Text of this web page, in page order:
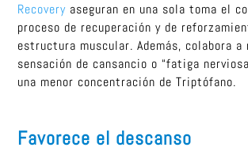
Recovery aseguran en una sola toma el
proceso de recuperación y de
estructura muscular. Además, colabora
sensación de cansancio o “fatiga
una menor concentración de Triptófano.
Favorece el descanso